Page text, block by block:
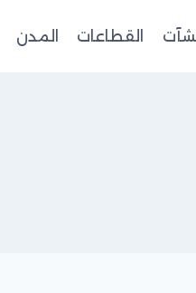
القطاعات المدن